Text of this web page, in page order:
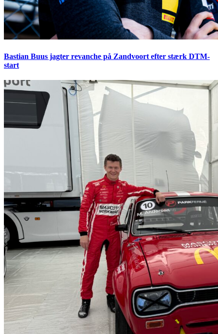
Bastian Buus jagter revanche på Zandvoort efter stærk DTM-
start